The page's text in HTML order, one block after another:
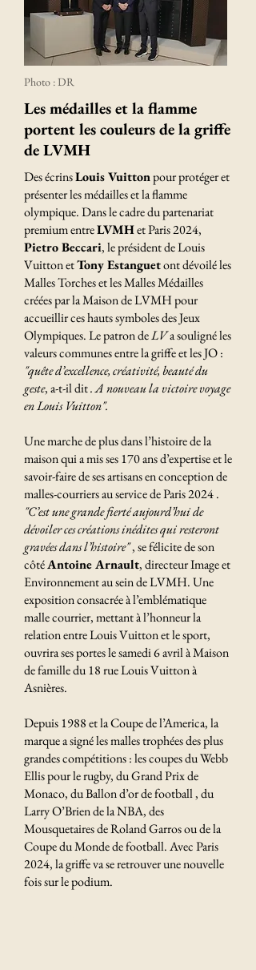
Photo : DR
Les médailles et la flamme
portent les couleurs de la griffe
de LVMH
Des écrinsLouis Vuittonpour protéger et
présenter les médailles et la flamme
olympique. Dans le cadre du partenariat
premium entreLVMHet Paris 2024,
Pietro Beccari, le président de Louis
Vuitton etTony Estanguetont dévoilé les
Malles Torches et les Malles Médailles
créées par la Maison de LVMH pour
accueillir ces hauts symboles des Jeux
Olympiques. Le patron deLVa souligné les
valeurs communes entre la griffe et les JO :
"quête d’excellence, créativité, beauté du
geste, a-t-il dit. A nouveau la victoire voyage
en Louis Vuitton".
Une marche de plus dans l’histoire de la
maison qui a mis ses 170 ans d’expertise et le
savoir-faire de ses artisans en conception de
malles-courriers au service de Paris 2024 .
"C’est une grande fierté aujourd’hui de
dévoiler ces créations inédites qui resteront
gravées dans l’histoire", se félicite de son
côtéAntoine Arnault, directeur Image et
Environnement au sein de LVMH. Une
exposition consacrée à l’emblématique
malle courrier, mettant à l’honneur la
relation entre Louis Vuitton et le sport,
ouvrira ses portes le samedi 6 avril à Maison
de famille du 18 rue Louis Vuitton à
Asnières.
Depuis 1988 et la Coupe de l’America, la
marque a signé les malles trophées des plus
grandes compétitions : les coupes du Webb
Ellis pour le rugby, du Grand Prix de
Monaco, du Ballon d’or de football , du
Larry O’Brien de la NBA, des
Mousquetaires de Roland Garros ou de la
Coupe du Monde de football. Avec Paris
2024, la griffe va se retrouver une nouvelle
fois sur le podium.